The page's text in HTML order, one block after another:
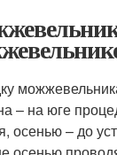
– на юге
осенью – до